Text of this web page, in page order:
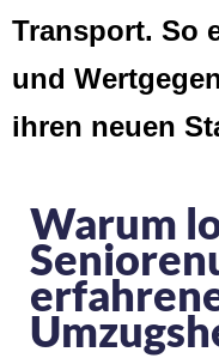
Transport. So
und
ihren neuen
Warum